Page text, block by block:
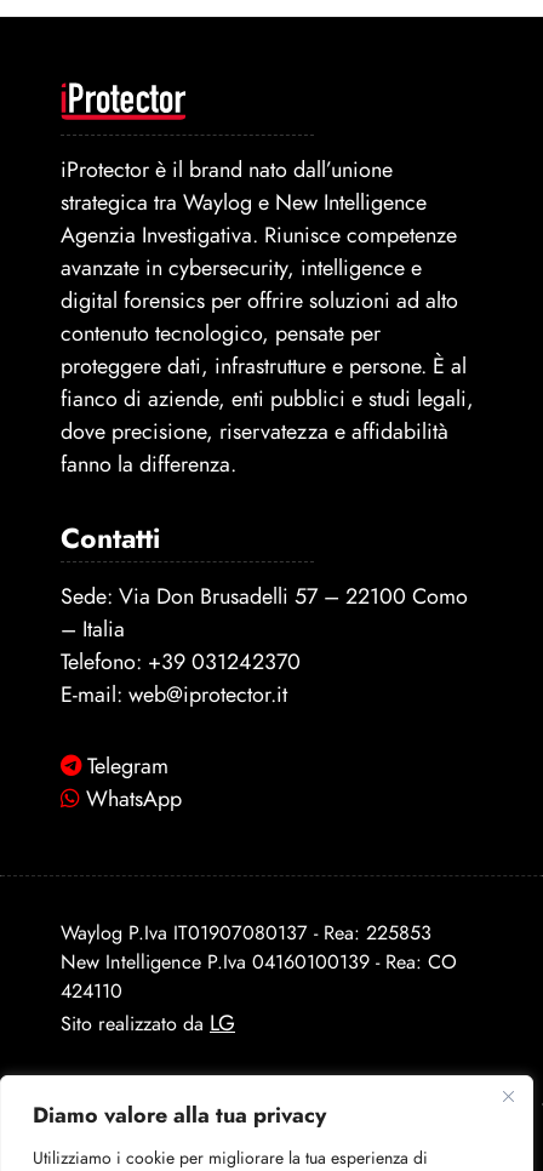
Diamo valore alla tua privacy
Utilizziamo i cookie per migliorare la tua esperienza di
iProtector è il brand nato dall’unione
strategica tra Waylog e New Intelligence
Agenzia Investigativa. Riunisce competenze
avanzate in cybersecurity, intelligence e
digital forensics per offrire soluzioni ad alto
contenuto tecnologico, pensate per
proteggere dati, infrastrutture e persone. È al
fianco di aziende, enti pubblici e studi legali,
dove precisione, riservatezza e affidabilità
fanno la differenza.
Contatti
Sede: Via Don Brusadelli 57 – 22100 Como
– Italia
Telefono: +39 031242370
E-mail: web@iprotector.it
Telegram
WhatsApp
Waylog P.Iva IT01907080137 - Rea: 225853
New Intelligence P.Iva 04160100139 - Rea: CO
424110
Sito realizzato da LG